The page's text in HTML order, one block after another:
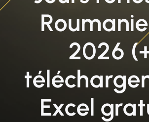
2026
Excel